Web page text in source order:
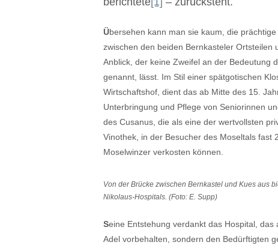
Übersehen kann man sie kaum, die
zwischen den beiden Bernkasteler Ortsteilen
Anblick, der keine Zweifel an der Bedeutung
genannt, lässt. Im Stil einer spätgotischen
Wirtschaftshof, dient das ab Mitte des 15.
Unterbringung und Pflege von Seniorinnen
des Cusanus, die als eine der wertvollsten
Vinothek, in der Besucher des Moseltals
Moselwinzer verkosten können.
Von der Brücke zwischen Bernkastel und Kues aus
Nikolaus-Hospitals. (Foto: E. Supp)
Seine Entstehung verdankt das Hospital,
Adel vorbehalten, sondern den Bedürftigten